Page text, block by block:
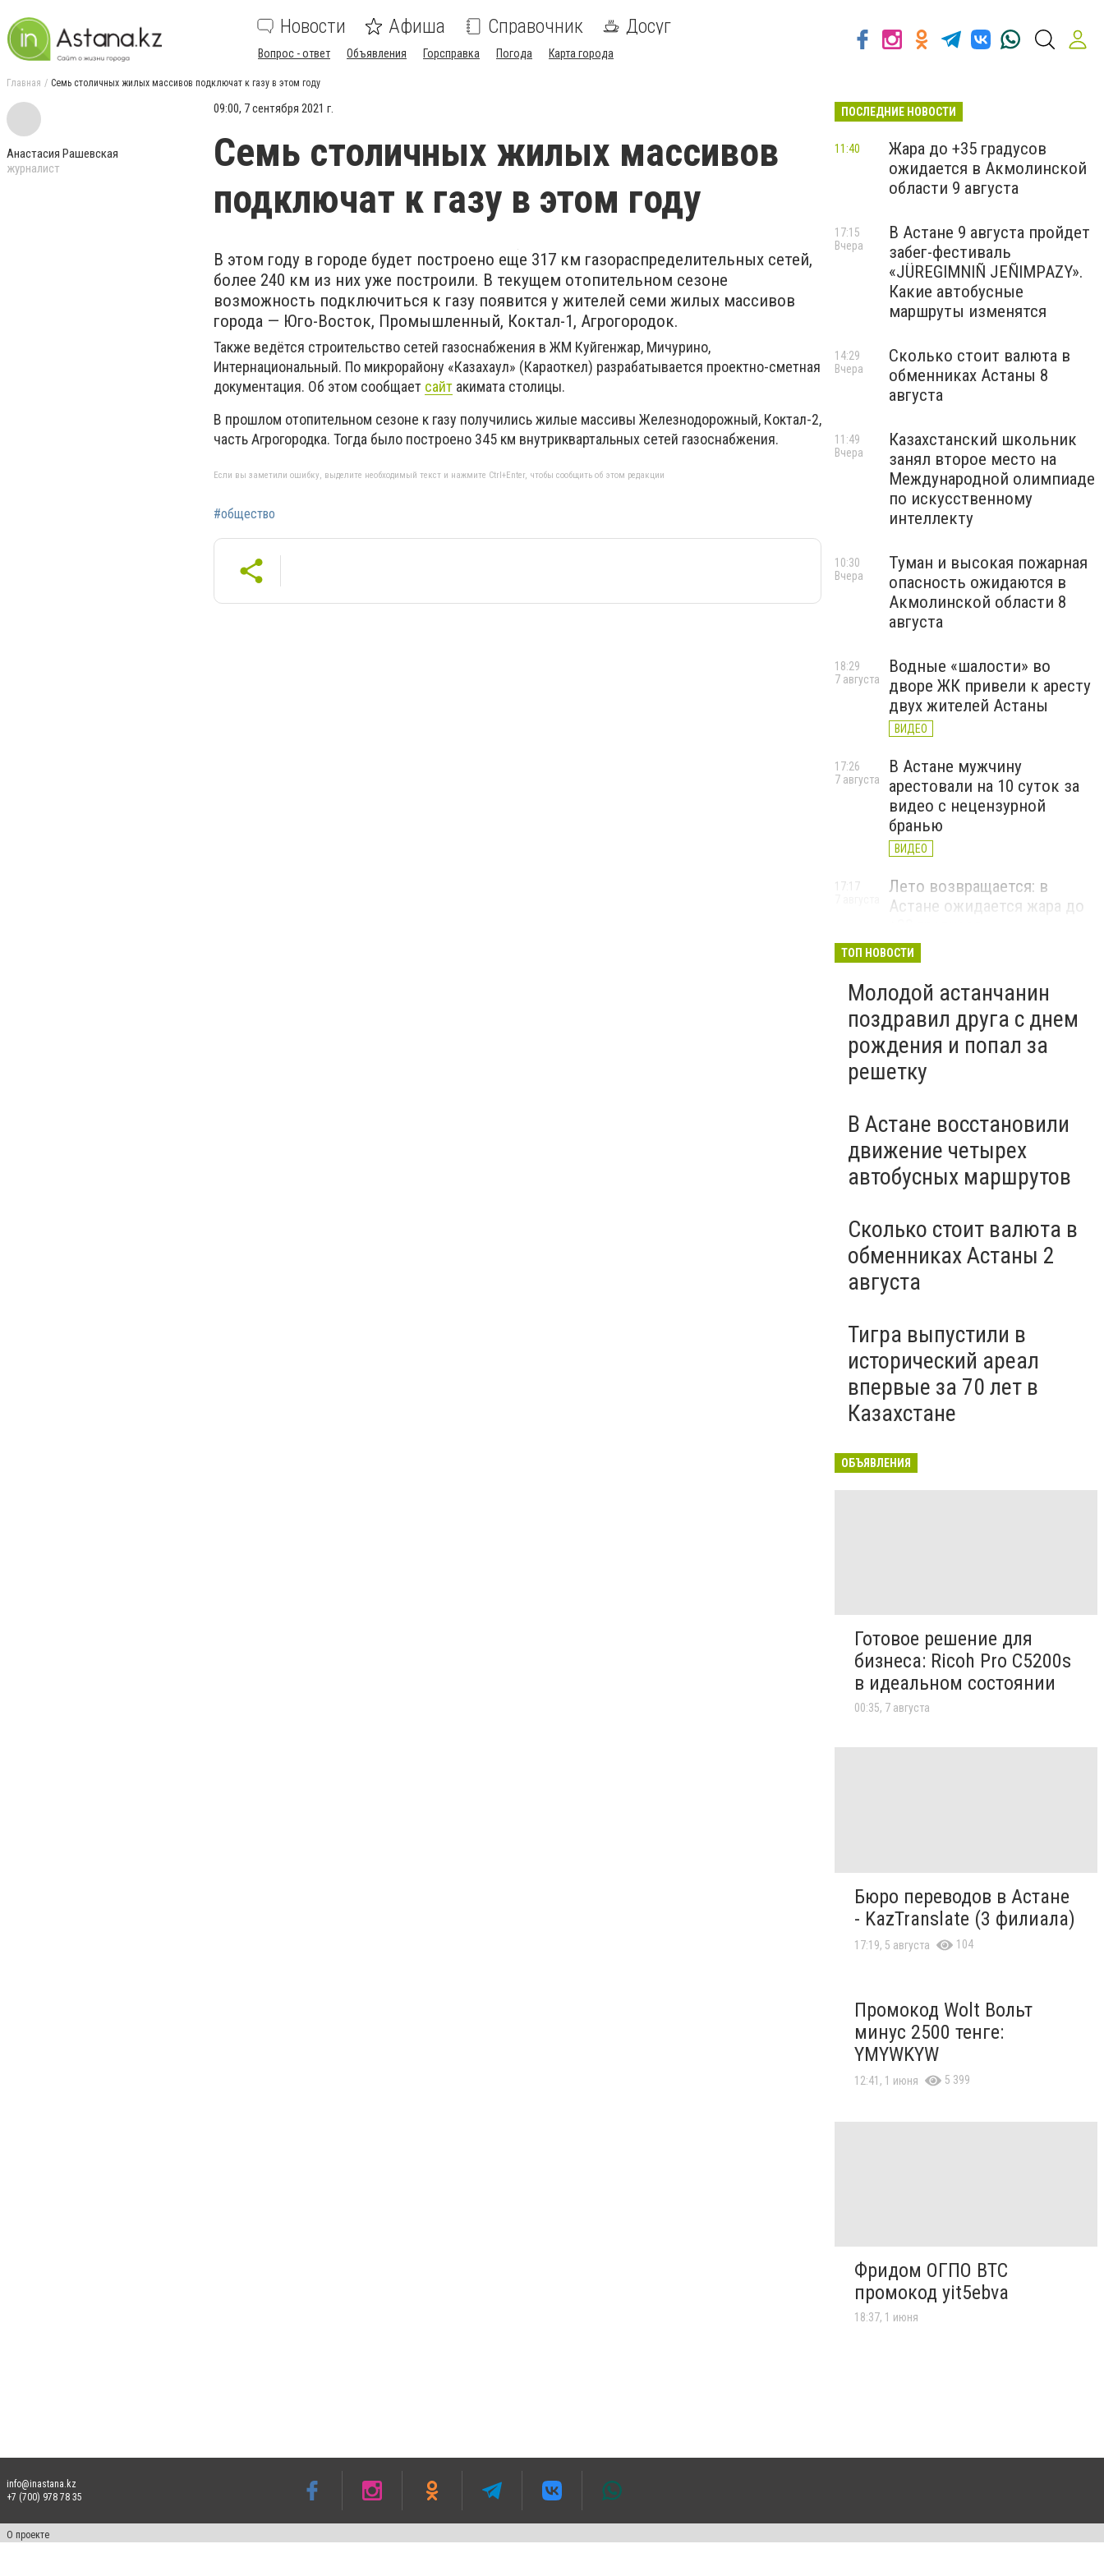
Новости Афиша Справочник Досуг
Вопрос - ответ Объявления Горсправка Погода Карта города
Главная Семь столичных жилых массивов подключат к газу в этом году
Анастасия Рашевская
журналист
09:00, 7 сентября 2021 г.
Семь столичных жилых массивов
подключат к газу в этом году
В этом году в городе будет построено еще 317 км газораспределительных сетей,
более 240 км из них уже построили. В текущем отопительном сезоне
возможность подключиться к газу появится у жителей семи жилых массивов
города — Юго-Восток, Промышленный, Коктал-1, Агрогородок.
Также ведётся строительство сетей газоснабжения в ЖМ Куйгенжар, Мичурино,
Интернациональный. По микрорайону «Казахаул» (Караоткел) разрабатывается проектно-сметная
документация. Об этом сообщает сайт акимата столицы.
В прошлом отопительном сезоне к газу получились жилые массивы Железнодорожный, Коктал-2,
часть Агрогородка. Тогда было построено 345 км внутриквартальных сетей газоснабжения.
Если вы заметили ошибку, выделите необходимый текст и нажмите Ctrl+Enter, чтобы сообщить об этом редакции
#общество
ПОСЛЕДНИЕ НОВОСТИ
Жара до +35 градусов
ожидается в Акмолинской
области 9 августа
11:40
В Астане 9 августа пройдет
забег-фестиваль
«JÜREGIMNIÑ JEÑIMPAZY».
Какие автобусные
маршруты изменятся
17:15
Вчера
Сколько стоит валюта в
обменниках Астаны 8
августа
14:29
Вчера
Казахстанский школьник
занял второе место на
Международной олимпиаде
по искусственному
интеллекту
11:49
Вчера
Туман и высокая пожарная
опасность ожидаются в
Акмолинской области 8
августа
10:30
Вчера
Водные «шалости» во
дворе ЖК привели к аресту
двух жителей Астаны
ВИДЕО
18:29
7 августа
В Астане мужчину
арестовали на 10 суток за
видео с нецензурной
бранью
ВИДЕО
17:26
7 августа
Лето возвращается: в
Астане ожидается жара до
17:17
ТОП НОВОСТИ
Молодой астанчанин
поздравил друга с днем
рождения и попал за
решетку
В Астане восстановили
движение четырех
автобусных маршрутов
Сколько стоит валюта в
обменниках Астаны 2
августа
Тигра выпустили в
исторический ареал
впервые за 70 лет в
Казахстане
ОБЪЯВЛЕНИЯ
Готовое решение для
бизнеса: Ricoh Pro C5200s
в идеальном состоянии
00:35, 7 августа
Бюро переводов в Астане
- KazTranslate (3 филиала)
17:19, 5 августа 104
Промокод Wolt Вольт
минус 2500 тенге:
YMYWKYW
12:41, 1 июня 5 399
Фридом ОГПО ВТС
промокод yit5ebva
18:37, 1 июня
info@inastana.kz
+7 (700) 978 78 35
О проекте